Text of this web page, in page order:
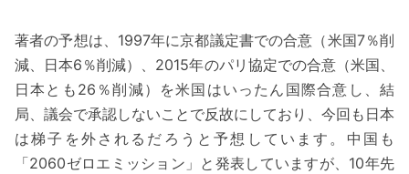
著者の予想は、1997年に京都議定書での合意（米国7％削
減、日本6％削減）、2015年のパリ協定での合意（米国、
日本とも26％削減）を米国はいったん国際合意し、結
局、議会で承認しないことで反故にしており、今回も日本
は梯子を外されるだろうと予想しています。中国も
「2060ゼロエミッション」と発表していますが、10年先